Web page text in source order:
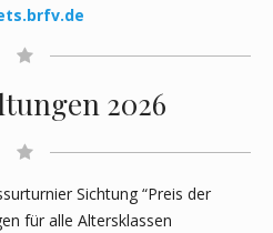
2026
Sichtung “Preis der
für alle Altersklassen